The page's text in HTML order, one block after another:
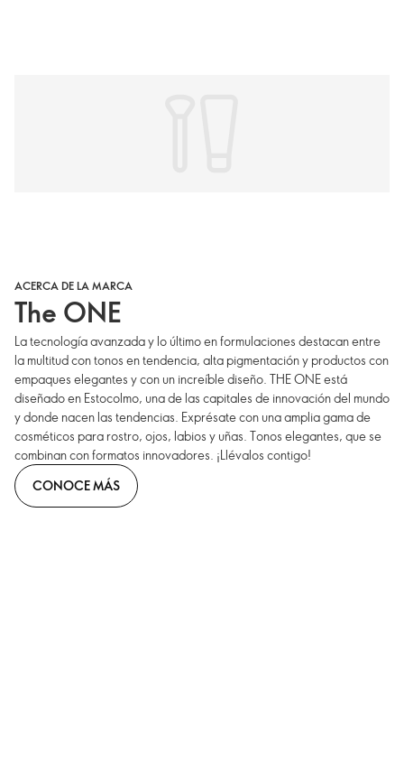
ACERCA DE LA MARCA
The ONE
La tecnología avanzada y lo último en formulaciones destacan entre
la multitud con tonos en tendencia, alta pigmentación y productos con
empaques elegantes y con un increíble diseño. THE ONE está
diseñado en Estocolmo, una de las capitales de innovación del mundo
y donde nacen las tendencias. Exprésate con una amplia gama de
cosméticos para rostro, ojos, labios y uñas. Tonos elegantes, que se
combinan con formatos innovadores. ¡Llévalos contigo!
CONOCE MÁS